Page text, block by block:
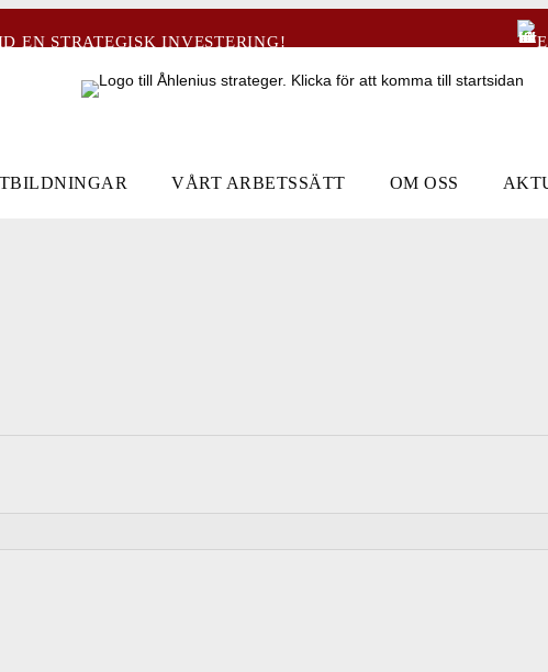
EN STRATEGISK INVESTERING!
VÅRT ARBETSSÄTT OM OSS